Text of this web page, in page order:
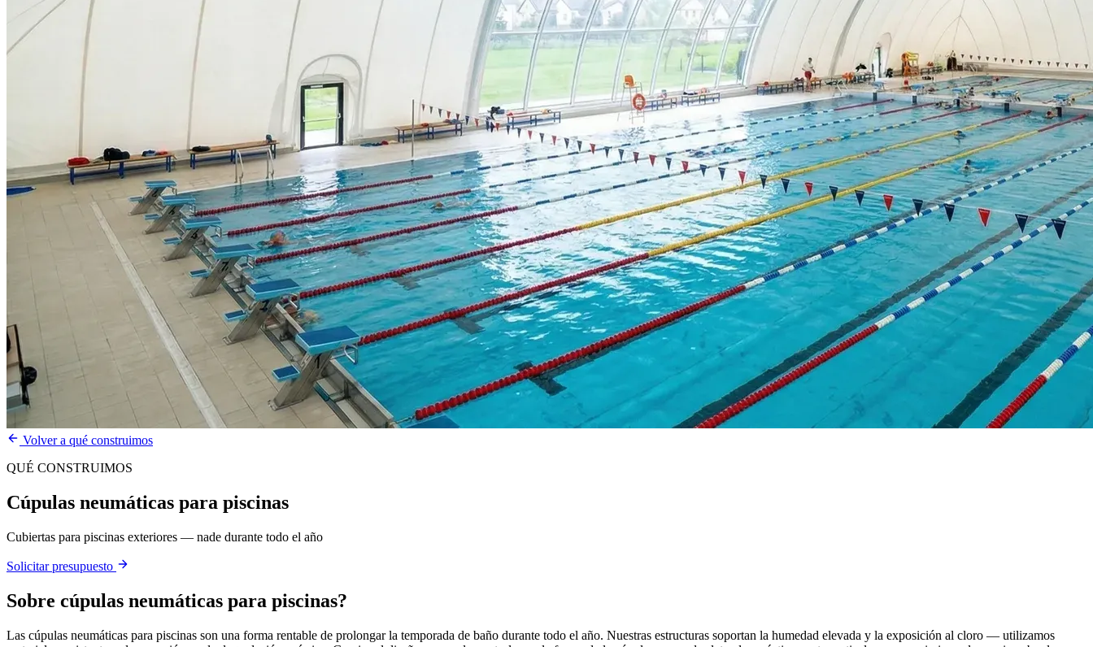
Volver a qué construimos
QUÉ CONSTRUIMOS
Cúpulas neumáticas para piscinas
Cubiertas para piscinas exteriores — nade durante todo el año
Solicitar presupuesto
Sobre cúpulas neumáticas para piscinas?
Las cúpulas neumáticas para piscinas son una forma rentable de prolongar la temporada de baño durante todo el año. Nuestras estructuras soportan la humedad elevada y la exposición al cloro — utilizamos